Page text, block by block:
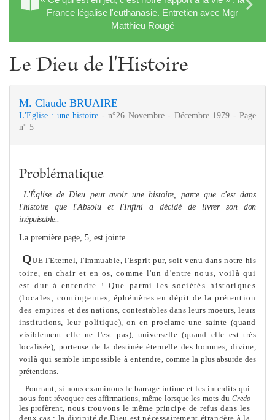
France légalise l'euthanasie. Entretien avec Mgr
Matthieu Rougé
Le Dieu de l'Histoire
M. Claude BRUAIRE
L'Eglise : une histoire - n°26 Novembre - Décembre 1979 - Page
n° 5
Problématique
L'Église de Dieu peut avoir une histoire, parce que c'est dans
l'histoire que l'Absolu et l'Infini a décidé de livrer sondon
inépuisable..
La première page, 5, est jointe.
QUE l'Eternel, l'Immuable, l'Esprit pur, soit venu dans notre his­
toire, en chair et en os, comme l'un d'entre nous, voilà qui
estdur à entendre ! Que parmi les sociétés historiques
(locales, contingentes, éphémères en dépit de la prétention
des empires et des nations, contestables dans leurs moeurs, leurs
institutions, leur politique), on en proclame une sainte (quand
visiblement elle ne l'estpas), universelle (quand elle est très
localisée), porteuse de la destinéeéternelle des hommes, divine,
voilà qui semble impossible à entendre,comme la plus absurde des
prétentions.
Pourtant, si nous examinons le barrage intime et les interdits qui
nousfont révoquer ces affirmations, mêmelorsque les mots du Credo
les pro­fèrent, nous trouvons le même principe de refus dans les
deux cas : la divinité de Dieu est nécessairement étrangère à la